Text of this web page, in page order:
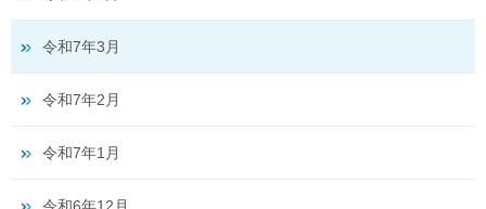
令和7年3月
令和7年2月
令和7年1月